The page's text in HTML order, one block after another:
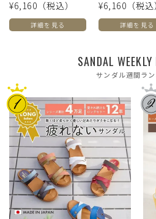
¥6,160 （税込）
詳細を見る
¥6,160 （税込
詳細を見る
SANDAL
サンダル週間ラ